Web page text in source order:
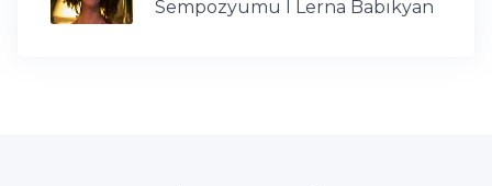
Sempozyumu I Lerna Babikyan